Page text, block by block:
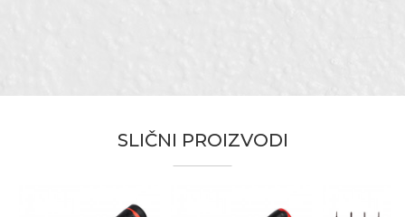
Ph2
SLIČNI PROIZVODI